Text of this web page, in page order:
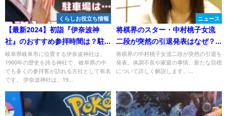
くらしお役立ち情報
【最新2024】初詣『伊奈波神
社』のおすすめ参拝時間は？駐
車場についても解説！
岐阜県岐阜市に位置する伊奈波神社は、
1900年の歴史を誇る神社で、岐阜県の中
でも多くの参拝客が訪れる古社として有名
です。 伊奈波神社は、19...
ニュース
将棋界のスター・中村桃子女流
二段が突然の引退発表はなぜ？
その真相と理由は？
将棋界の中村桃子女流二段が突然の引退を
発表。体調不良や家庭の事情、新たな目標
について詳しく解説します。...